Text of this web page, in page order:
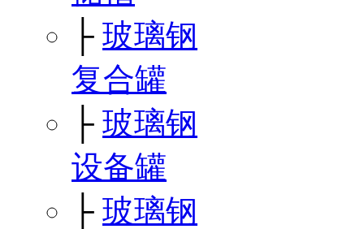
├ 玻璃钢
复合罐
├ 玻璃钢
设备罐
├ 玻璃钢